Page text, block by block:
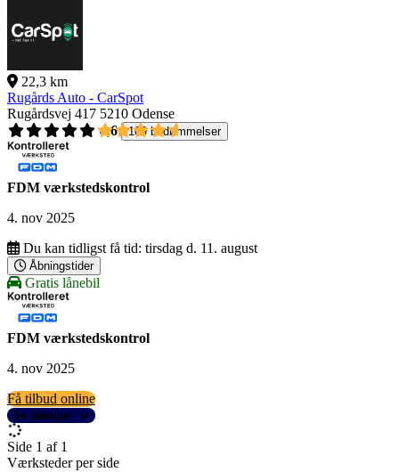
22,3 km
Rugårds Auto - CarSpot
Rugårdsvej 417 5210 Odense
4,6
109 bedømmelser
FDM værkstedskontrol
4. nov 2025
Du kan tidligst få tid: tirsdag d. 11. august
Åbningstider
Gratis lånebil
FDM værkstedskontrol
4. nov 2025
Få tilbud online
Se detaljer
Side 1 af 1
Værksteder per side